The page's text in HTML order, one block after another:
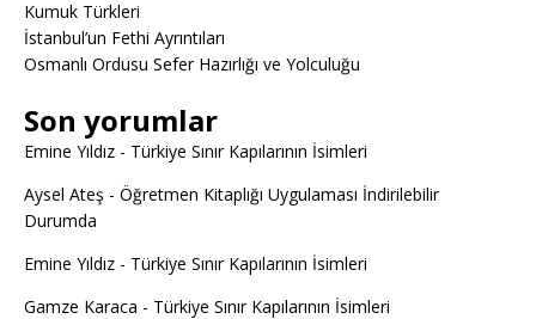
Kumuk Türkleri
İstanbul’un Fethi Ayrıntıları
Osmanlı Ordusu Sefer Hazırlığı ve Yolculuğu
Son yorumlar
Emine Yıldız - Türkiye Sınır Kapılarının İsimleri
Aysel Ateş - Öğretmen Kitaplığı Uygulaması İndirilebilir
Durumda
Emine Yıldız - Türkiye Sınır Kapılarının İsimleri
Gamze Karaca - Türkiye Sınır Kapılarının İsimleri